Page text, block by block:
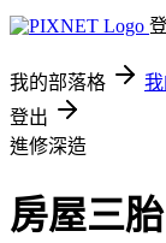
我的部落格
登出
進修深造
房屋三